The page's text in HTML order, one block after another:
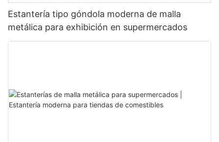
Estantería tipo góndola moderna de malla
metálica para exhibición en supermercados